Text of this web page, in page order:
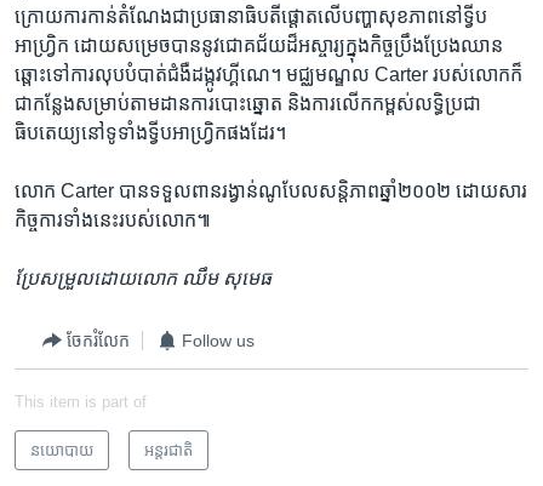
ក្រោយ​ការ​កាន់​តំណែង​ជា​ប្រធានាធិបតី​ផ្ដោត​លើ​បញ្ហា​សុខភាព​នៅ​ទ្វីប​
អាហ្វ្រិក ដោយ​សម្រេច​បាន​នូវ​ជោគជ័យ​ដ៏​អស្ចារ្យ​ក្នុង​កិច្ច​ប្រឹងប្រែង​ឈាន​
ឆ្ពោះ​ទៅ​ការ​លុប​បំបាត់​ជំងឺ​ដង្កូវ​ហ្គីណេ។ មជ្ឈមណ្ឌល Carter របស់​លោក​ក៏​
ជា​កន្លែង​សម្រាប់​តាមដាន​ការ​បោះឆ្នោត ​និង​ការ​លើក​កម្ពស់​លទ្ធិ​ប្រជា
ធិបតេយ្យ​នៅ​ទូទាំង​ទ្វីប​អាហ្វ្រិក​ផង​ដែរ។
លោក Carter បាន​ទទួល​ពាន​រង្វាន់​ណូបែល​សន្តិភាព​ឆ្នាំ​២០០២ ដោយសារ​
កិច្ចការ​ទាំង​នេះ​របស់​លោក៕
ប្រែ​សម្រួល​ដោយ​លោក ឈឹម សុមេធ
ចែករំលែក Follow us
This item is part of
នយោបាយ អន្តរជាតិ